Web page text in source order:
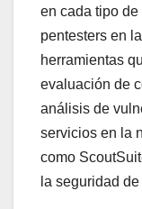
en cada tipo
pentesters en
herramientas
evaluación de
análisis de
servicios en la
como
la seguridad